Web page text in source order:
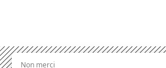
Non merci